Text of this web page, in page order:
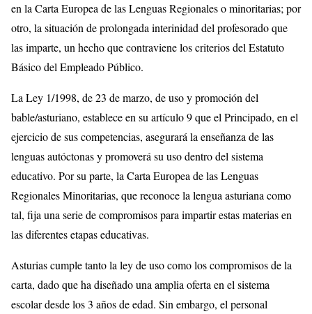
en la Carta Europea de las Lenguas Regionales o minoritarias; por
otro, la situación de prolongada interinidad del profesorado que
las imparte, un hecho que contraviene los criterios del Estatuto
Básico del Empleado Público.
La Ley 1/1998, de 23 de marzo, de uso y promoción del
bable/asturiano, establece en su artículo 9 que el Principado, en el
ejercicio de sus competencias, asegurará la enseñanza de las
lenguas autóctonas y promoverá su uso dentro del sistema
educativo. Por su parte, la Carta Europea de las Lenguas
Regionales Minoritarias, que reconoce la lengua asturiana como
tal, fija una serie de compromisos para impartir estas materias en
las diferentes etapas educativas.
Asturias cumple tanto la ley de uso como los compromisos de la
carta, dado que ha diseñado una amplia oferta en el sistema
escolar desde los 3 años de edad. Sin embargo, el personal